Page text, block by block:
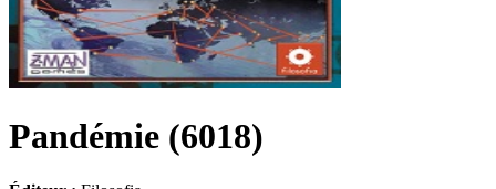
Pandémie (6018)